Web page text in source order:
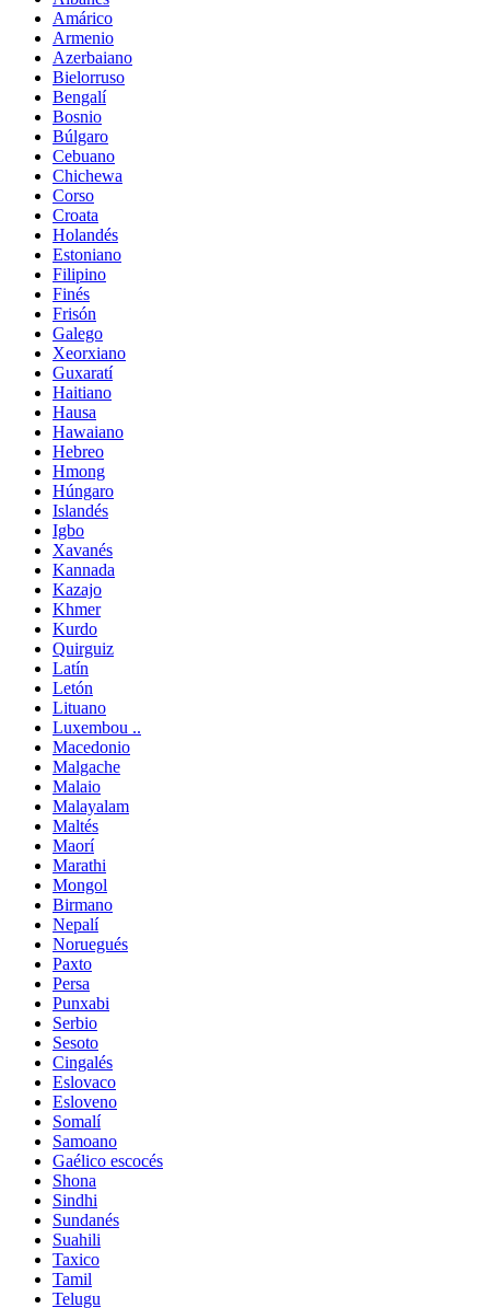
Amárico
Armenio
Azerbaiano
Bielorruso
Bengalí
Bosnio
Búlgaro
Cebuano
Chichewa
Corso
Croata
Holandés
Estoniano
Filipino
Finés
Frisón
Galego
Xeorxiano
Guxaratí
Haitiano
Hausa
Hawaiano
Hebreo
Hmong
Húngaro
Islandés
Igbo
Xavanés
Kannada
Kazajo
Khmer
Kurdo
Quirguiz
Latín
Letón
Lituano
Luxembou ..
Macedonio
Malgache
Malaio
Malayalam
Maltés
Maorí
Marathi
Mongol
Birmano
Nepalí
Noruegués
Paxto
Persa
Punxabi
Serbio
Sesoto
Cingalés
Eslovaco
Esloveno
Somalí
Samoano
Gaélico escocés
Shona
Sindhi
Sundanés
Suahili
Taxico
Tamil
Telugu